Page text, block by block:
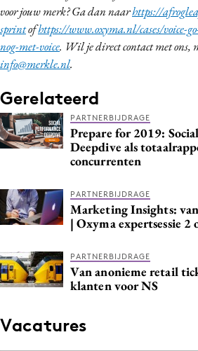
voor jouw merk? Ga dan naarhttps://
sprintofhttps://www.oxyma.nl/cases/voice-
nog-met-voice. Wil je direct contact met
info@merkle.nl.
Gerelateerd
PARTNERBIJDRAGE
Prepare for 2019:
Deepdive als
concurrenten
PARTNERBIJDRAGE
Marketing Insights:
| Oxyma expertsessie 2
PARTNERBIJDRAGE
Van anonieme retail
klanten voor NS
Vacatures